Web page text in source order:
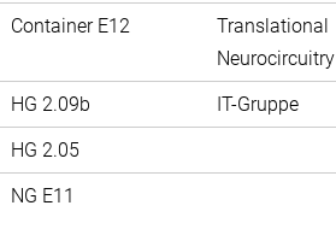
Container E12
Translational
Neurocircuitry
HG 2.09b
IT-Gruppe
HG 2.05
NG E11